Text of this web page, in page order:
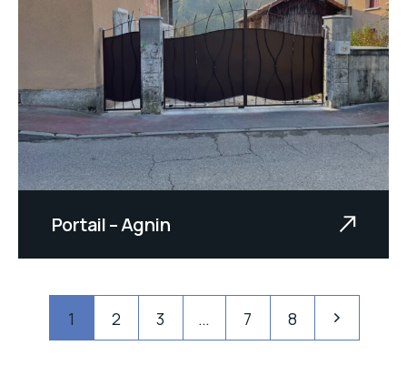
Portail – Agnin
1 2 3 … 7 8